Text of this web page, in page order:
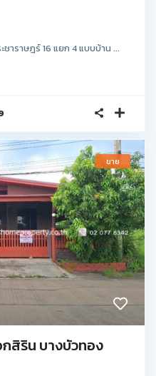
าราษฎร์ 16 แยก 4 แบบบ้าน ...
ขาย
กสิริน บางบัวทอง